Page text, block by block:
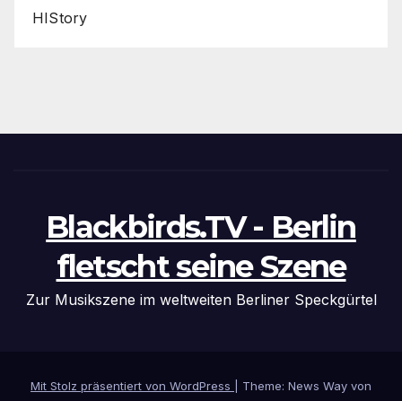
HIStory
Blackbirds.TV - Berlin
fletscht seine Szene
Zur Musikszene im weltweiten Berliner Speckgürtel
Mit Stolz präsentiert von WordPress Theme: News Way von